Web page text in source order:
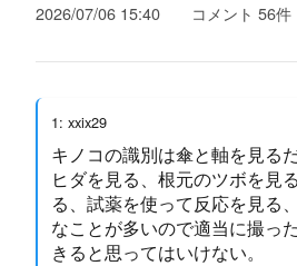
2026/07/06 15:40 コメント 56件
1: xxix29
キノコの識別は傘と軸を見る
ヒダを見る、根元のツボを見
る、試薬を使って反応を見る
なことが多いので適当に撮っ
きると思ってはいけない。